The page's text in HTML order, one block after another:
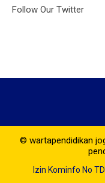
Follow Our Twitter
© wartapendidikan
Izin Kominfo No